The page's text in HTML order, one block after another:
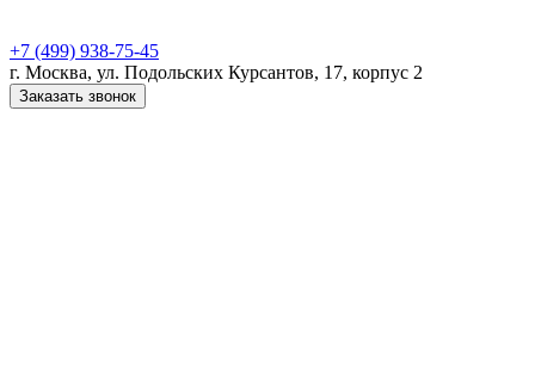
+7 (499) 938-75-45
г. Москва, ул. Подольских Курсантов, 17, корпус 2
Заказать звонок